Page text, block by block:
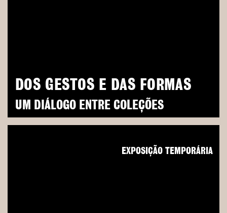
DOS GESTOS E DAS FORMAS
UM DIÁLOGO ENTRE COLEÇÕES
EXPOSIÇÃO TEMPORÁRIA